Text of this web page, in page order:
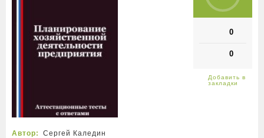
0
0
Автор:
Сергей Каледин